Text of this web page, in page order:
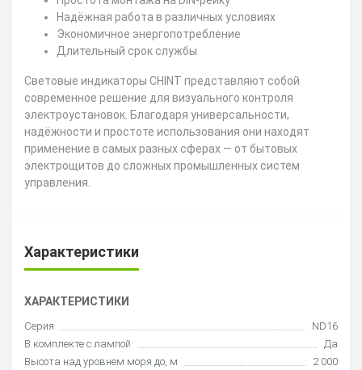
Надёжная работа в различных условиях
Экономичное энергопотребление
Длительный срок службы
Световые индикаторы CHINT представляют собой
современное решение для визуального контроля
электроустановок. Благодаря универсальности,
надёжности и простоте использования они находят
применение в самых разных сферах — от бытовых
электрощитов до сложных промышленных систем
управления.
Характеристики
ХАРАКТЕРИСТИКИ
Серия
ND16
В комплекте с лампой
Да
Высота над уровнем моря до, м
2 000